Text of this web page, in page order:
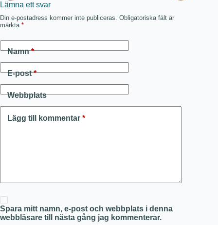
Lämna ett svar
Din e-postadress kommer inte publiceras. Obligatoriska fält är
märkta *
Namn*
E-post*
Webbplats
Lägg till kommentar *
Spara mitt namn, e-post och webbplats i denna
webbläsare till nästa gång jag kommenterar.